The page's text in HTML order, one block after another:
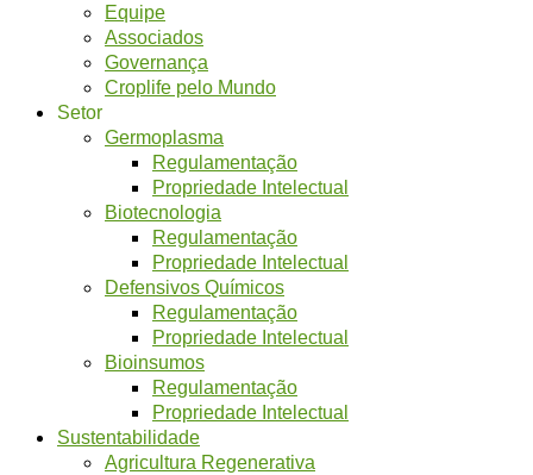
Equipe
Associados
Governança
Croplife pelo Mundo
Setor
Germoplasma
Regulamentação
Propriedade Intelectual
Biotecnologia
Regulamentação
Propriedade Intelectual
Defensivos Químicos
Regulamentação
Propriedade Intelectual
Bioinsumos
Regulamentação
Propriedade Intelectual
Sustentabilidade
Agricultura Regenerativa